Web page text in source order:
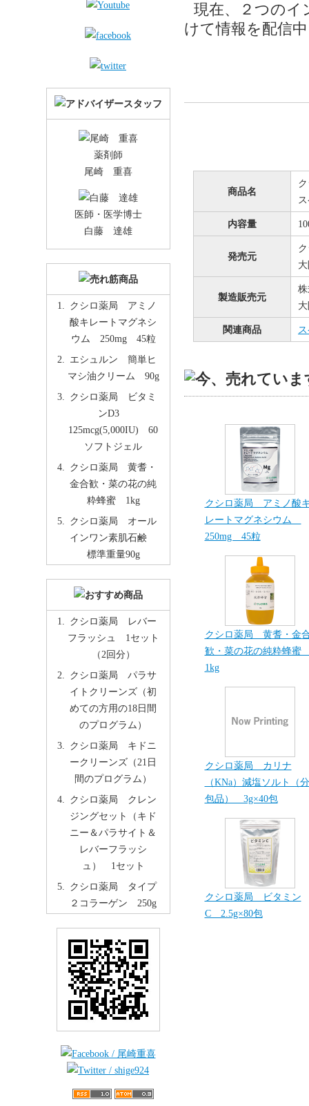
現在、２つのイ
けて情報を配信
商品名
内容量
発売元
製造販売元
関連商品
クシロ薬局 アミノ酸
レートマグネシウム
250mg 45粒
クシロ薬局 黄耆・金
歓・菜の花の純粋蜂
1kg
クシロ薬局 カリナ
（KNa）減塩ソルト（分
包品） 3g×40包
クシロ薬局 ビタミン
C 2.5g×80包
薬剤師
尾崎 重喜
医師・医学博士
白藤 達雄
クシロ薬局 アミノ
酸キレートマグネシ
ウム 250mg 45粒
エシュルン 簡単ヒ
マシ油クリーム 90g
クシロ薬局 ビタミ
ンD3
125mcg(5,000IU) 60
ソフトジェル
クシロ薬局 黄耆・
金合歓・菜の花の純
粋蜂蜜 1kg
クシロ薬局 オール
インワン素肌石鹸
標準重量90g
クシロ薬局 レバー
フラッシュ 1セット
（2回分）
クシロ薬局 パラサ
イトクリーンズ（初
めての方用の18日間
のプログラム）
クシロ薬局 キドニ
ークリーンズ（21日
間のプログラム）
クシロ薬局 クレン
ジングセット（キド
ニー＆パラサイト＆
レバーフラッシ
ュ） 1セット
クシロ薬局 タイプ
２コラーゲン 250g